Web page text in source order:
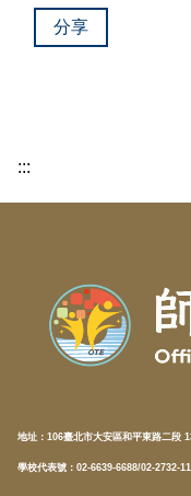
分享
:::
地址： 106臺北市大安區和平東路二段
學校代表號：02-6639-6688/02-2732-